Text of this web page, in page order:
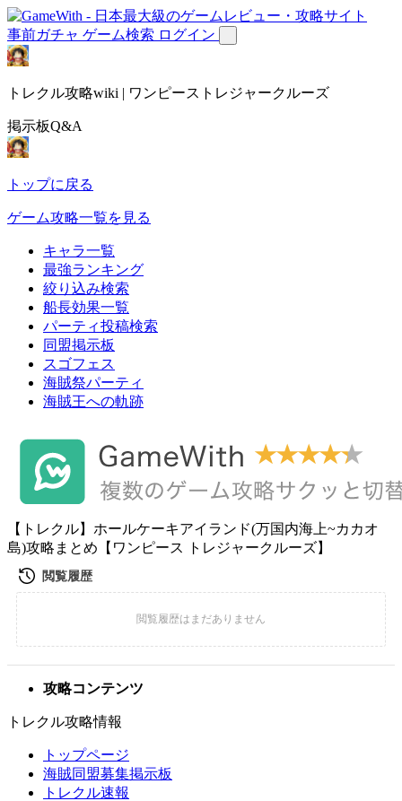
事前ガチャ ゲーム検索 ログイン
トレクル攻略wiki | ワンピーストレジャークルーズ
掲示板Q&A
トップに戻る
ゲーム攻略一覧を見る
キャラ一覧
最強ランキング
絞り込み検索
船長効果一覧
パーティ投稿検索
同盟掲示板
スゴフェス
海賊祭パーティ
海賊王への軌跡
【トレクル】ホールケーキアイランド(万国内海上~カカオ
島)攻略まとめ【ワンピース トレジャークルーズ】
攻略コンテンツ
トレクル攻略情報
トップページ
海賊同盟募集掲示板
トレクル速報